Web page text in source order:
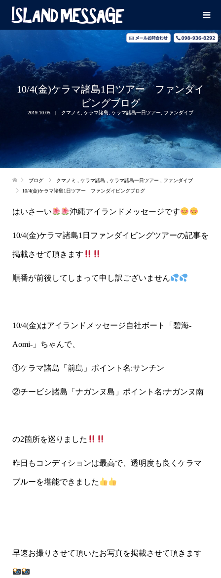
10/4(金)ケラマ諸島1日ツアー ファンダイ
ビングブログ
2019.10.05 クマノミ ケラマ諸島 ケラマ諸島一日ツアー ファンダイブ
ブログ クマノミ ケラマ諸島 ケラマ諸島一日ツアー
ファンダイブ
10/4(金)ケラマ諸島1日ツアー ファンダイビングブログ
はいさーい 沖縄アイランドメッセージです
10/4(金)ケラマ諸島1日ファンダイビングツアーの記事を
掲載させて頂きます
順番が前後してしまって申し訳ございません
10/4(金)はアイランドメッセージ自社ボート「碧海-
Aomi-」ちゃんで、
①ケラマ諸島「前島」ポイント名:サンチン
②チービシ諸島「ナガンヌ島」ポイント名:ナガンヌ南
の2箇所を巡りました
昨日もコンディションは最高で、透明度も良くケラマ
ブルーを堪能できました
早速お撮りさせて頂いたお写真を掲載させて頂きます